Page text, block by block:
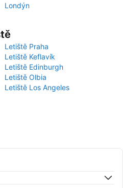
Londýn
Letiště Praha
Letiště Keflavík
Letiště Edinburgh
Letiště Olbia
Letiště Los Angeles